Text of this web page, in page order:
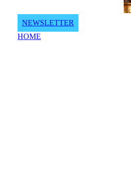
NEWSLETTER
HOME